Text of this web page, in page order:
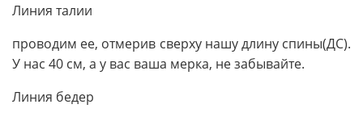
Линия талии
проводим ее, отмерив сверху нашу длину спины(ДС).
У нас 40 см, а у вас ваша мерка, не забывайте.
Линия бедер